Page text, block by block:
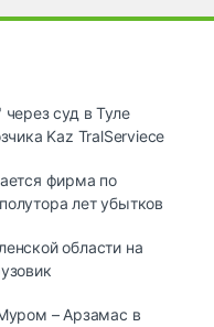
суд в Туле
Kaz TralServiece
фирма по
лет убытков
области на
– Арзамас в